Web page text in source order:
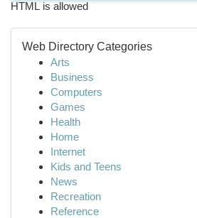
HTML is allowed
Web Directory Categories
Arts
Business
Computers
Games
Health
Home
Internet
Kids and Teens
News
Recreation
Reference